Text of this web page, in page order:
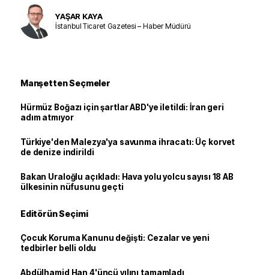
YAŞAR KAYA
İstanbul Ticaret Gazetesi – Haber Müdürü
Manşetten Seçmeler
Hürmüz Boğazı için şartlar ABD'ye iletildi: İran geri
adım atmıyor
Türkiye'den Malezya'ya savunma ihracatı: Üç korvet
de denize indirildi
Bakan Uraloğlu açıkladı: Hava yolu yolcu sayısı 18 AB
ülkesinin nüfusunu geçti
Editörün Seçimi
Çocuk Koruma Kanunu değişti: Cezalar ve yeni
tedbirler belli oldu
Abdülhamid Han 4'üncü yılını tamamladı